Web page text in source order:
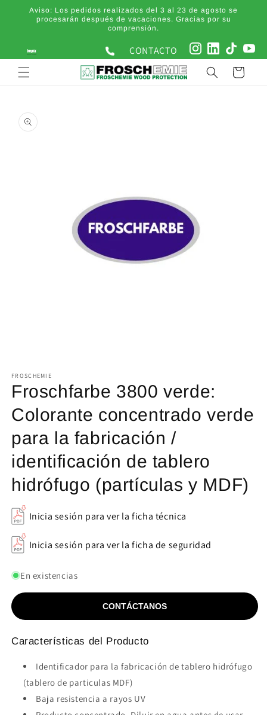
directamente
al contenido
Aviso: Los pedidos realizados del 3 al 23 de agosto se
procesarán después de vacaciones. Gracias por su
comprensión.
CONTACTO
Carrito
a la
información
multimedia
1
en
ventana
modal
FROSCHEMIE
Froschfarbe 3800 verde:
Colorante concentrado verde
para la fabricación /
identificación de tablero
hidrófugo (partículas y MDF)
Inicia sesión para ver la ficha técnica
Inicia sesión para ver la ficha de seguridad
En existencias
CONTÁCTANOS
Características del Producto
Identificador para la fabricación de tablero hidrófugo
(tablero de particulas MDF)
Baja resistencia a rayos UV